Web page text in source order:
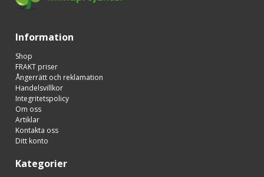
Information
Shop
FRAKT priser
Ångerrätt och reklamation
Handelsvillkor
Integritetspolicy
Om oss
Artiklar
Kontakta oss
Ditt konto
Kategorier